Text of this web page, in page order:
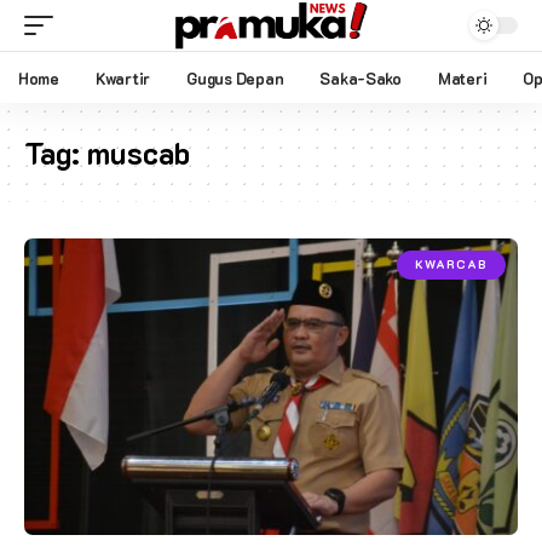
Home Kwartir Gugus Depan Saka-Sako Materi
Tag:muscab
KWARCAB